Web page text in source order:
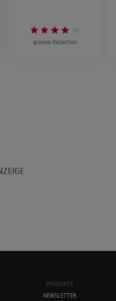
prisma-Redaktion
PRODUKTE
NEWSLETTER